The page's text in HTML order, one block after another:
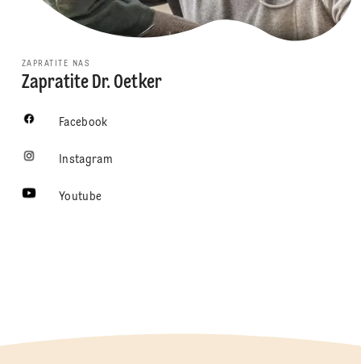
ZAPRATITE NAS
Zapratite Dr. Oetker
Facebook
Instagram
Youtube